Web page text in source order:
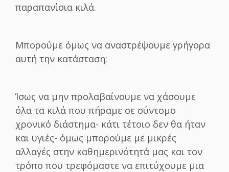
παραπανίσια κιλά.
Μπορούμε όμως να αναστρέψουμε γρήγορα
αυτή την κατάσταση;
Ίσως να μην προλαβαίνουμε να χάσουμε
όλα τα κιλά που πήραμε σε σύντομο
χρονικό διάστημα- κάτι τέτοιο δεν θα ήταν
και υγιές- όμως μπορούμε με μικρές
αλλαγές στην καθημερινότητά μας και τον
τρόπο που τρεφόμαστε να επιτύχουμε μια